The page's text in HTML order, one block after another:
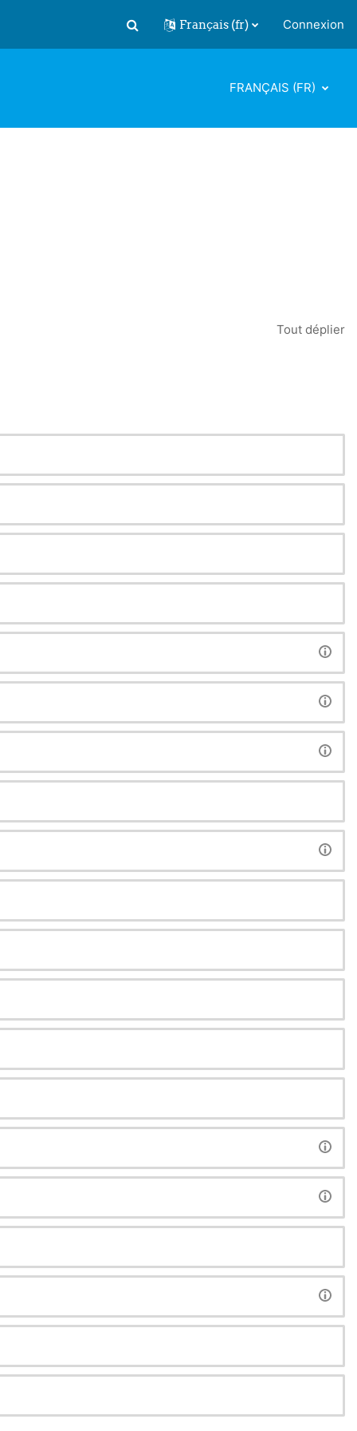
Activer/désactiver la saisie de
Français ‎(fr)‎ Connexion
FRANÇAIS ‎(FR)‎
Tout déplier